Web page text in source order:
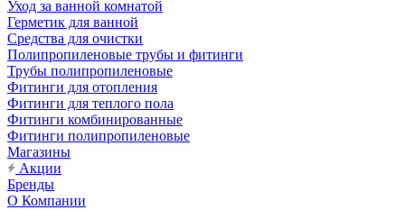
Уход за ванной комнатой
Герметик для ванной
Средства для очистки
Полипропиленовые трубы и фитинги
Трубы полипропиленовые
Фитинги для отопления
Фитинги для теплого пола
Фитинги комбинированные
Фитинги полипропиленовые
Магазины
Акции
Бренды
О Компании